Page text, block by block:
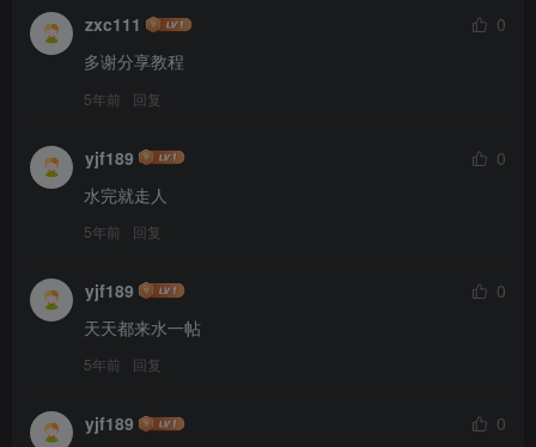
zxc111
0
多谢分享教程
5年前 回复
yjf189
0
水完就走人
5年前 回复
yjf189
0
天天都来水一帖
5年前 回复
yjf189
0